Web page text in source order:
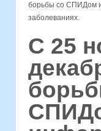
борьбы со СПИДом
заболеваниях.
С 25